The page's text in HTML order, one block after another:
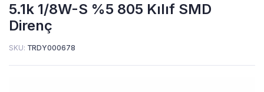
5.1k 1/8W-S %5 805 Kılıf SMD
Direnç
SKU: TRDY000678